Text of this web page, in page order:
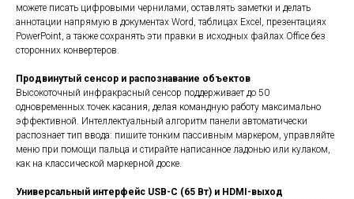
можете писать цифровыми чернилами, оставлять заметки и делать
аннотации напрямую в документах Word, таблицах Excel, презентациях
PowerPoint, а также сохранять эти правки в исходных файлах Office без
сторонних конвертеров.
Продвинутый сенсор и распознавание объектов
Высокоточный инфракрасный сенсор поддерживает до 50
одновременных точек касания, делая командную работу максимально
эффективной. Интеллектуальный алгоритм панели автоматически
распознает тип ввода: пишите тонким пассивным маркером, управляйте
меню при помощи пальца и стирайте написанное ладонью или кулаком,
как на классической маркерной доске.
Универсальный интерфейс USB-C (65 Вт) и HDMI-выход